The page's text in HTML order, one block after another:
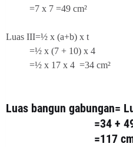
=7 x 7 =49 cm²
Luas III=½ x (a+b) x t
=½ x (7 + 10) x 4
=½ x 17 x 4 =34 cm²
Luas bangun gabungan=
=34 + 49 +
=117